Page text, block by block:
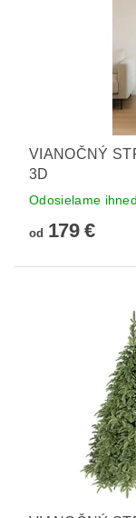
VIANOČNÝ
3D
Odosielame
od 179 €